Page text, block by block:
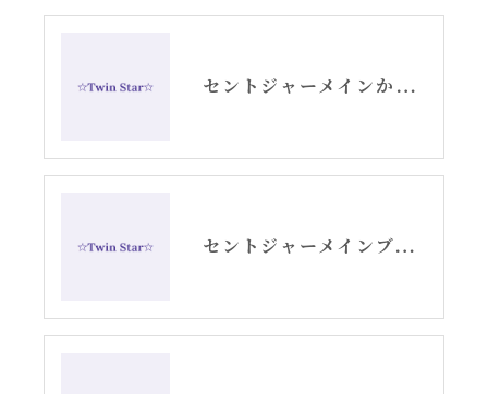
セントジャーメインからのスピリチュアルメッセージ・アリーシャ
セントジャーメインブレッシングカード「リセット」グリッド画像